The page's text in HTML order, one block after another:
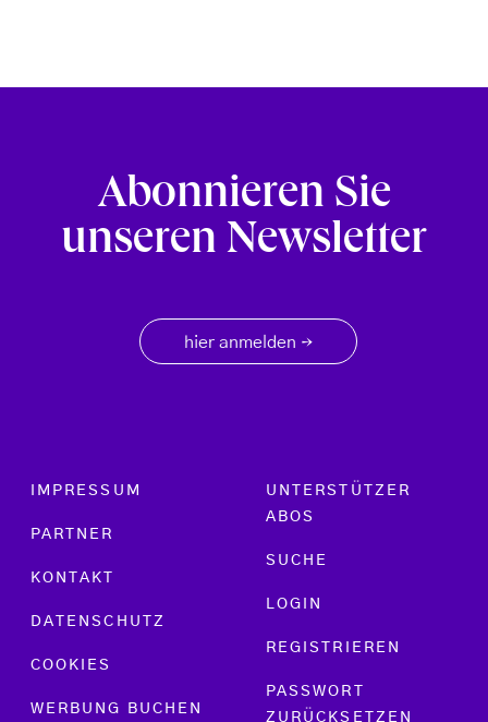
Abonnieren Sie
unseren Newsletter
hier anmelden →
Footer menu
IMPRESSUM
PARTNER
KONTAKT
DATENSCHUTZ
COOKIES
WERBUNG BUCHEN
UNTERSTÜTZER
ABOS
SUCHE
LOGIN
REGISTRIEREN
PASSWORT
ZURÜCKSETZEN